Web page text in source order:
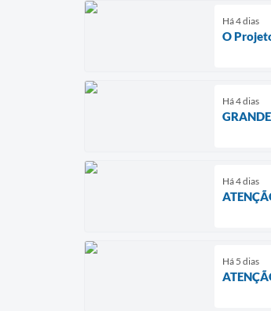
Há 4 dias
O
Há 4 dias
Há 4 dias
Há 5 dias